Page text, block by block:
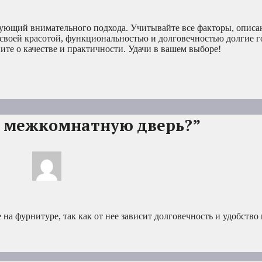
внимательного подхода. Учитывайте все факторы,
красотой, функциональностью и долговечностью долгие
о качестве и практичности. Удачи в вашем выборе!
дверь?”
фурнитуре, так как от нее зависит долговечность и удобство